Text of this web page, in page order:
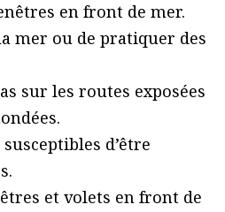
en front de mer.
mer ou de pratiquer des
sur les routes exposées
d’être
et volets en front de